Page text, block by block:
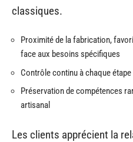
classiques.
Proximité de la fabrication,
face aux besoins spécifiques
Contrôle continu à chaque
Préservation de compétences
artisanal
Les clients apprécient la